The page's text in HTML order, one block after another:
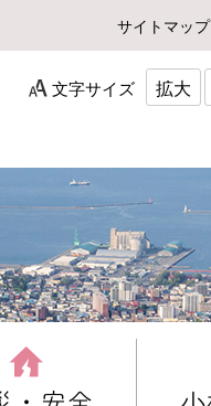
サイトマップ
文字サイズ 拡大